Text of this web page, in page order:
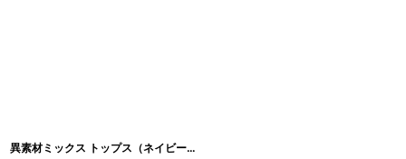
異素材ミックス トップス（ネイビーギンガム×ホワイト）